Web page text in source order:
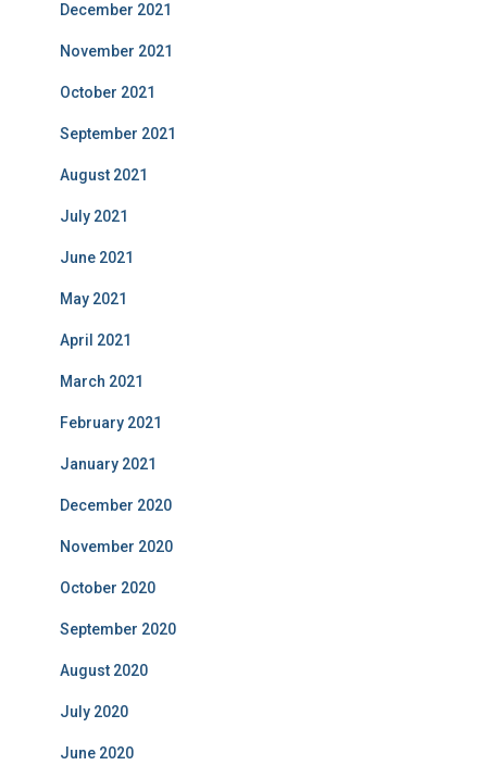
December 2021
November 2021
October 2021
September 2021
August 2021
July 2021
June 2021
May 2021
April 2021
March 2021
February 2021
January 2021
December 2020
November 2020
October 2020
September 2020
August 2020
July 2020
June 2020